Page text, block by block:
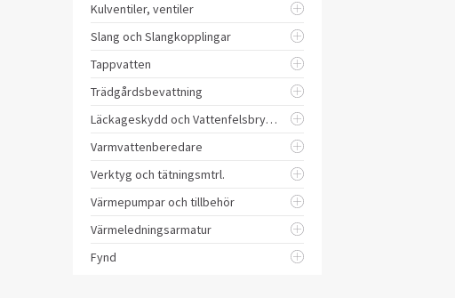
Kulventiler, ventiler
Slang och Slangkopplingar
Tappvatten
Trädgårdsbevattning
Läckageskydd och Vattenfelsbrytare
Varmvattenberedare
Verktyg och tätningsmtrl.
Värmepumpar och tillbehör
Värmeledningsarmatur
Fynd